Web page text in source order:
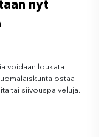
nyt
voidaan loukata
ostaa
tai siivouspalveluja.